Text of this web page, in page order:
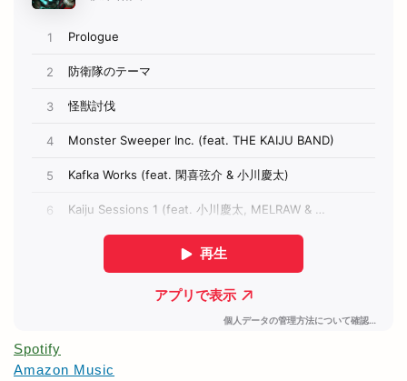
Spotify
Amazon Music